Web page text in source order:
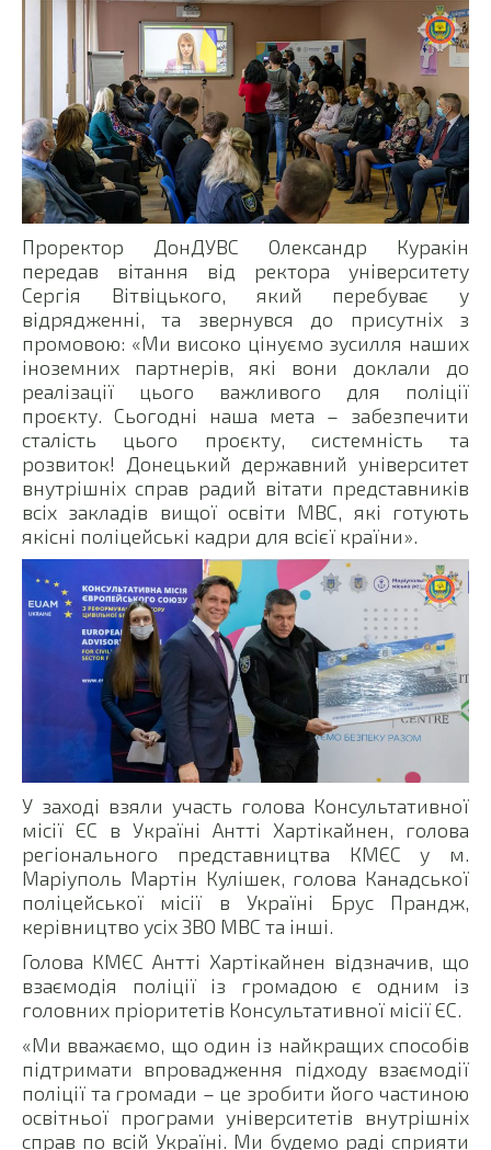
Проректор ДонДУВС Олександр Куракін
передав вітання від ректора університету
Сергія Вітвіцького, який перебуває у
відрядженні, та звернувся до присутніх з
промовою: «Ми високо цінуємо зусилля наших
іноземних партнерів, які вони доклали до
реалізації цього важливого для поліції
проєкту. Сьогодні наша мета – забезпечити
сталість цього проєкту, системність та
розвиток! Донецький державний університет
внутрішніх справ радий вітати представників
всіх закладів вищої освіти МВС, які готують
якісні поліцейські кадри для всієї країни».
У заході взяли участь голова Консультативної
місії ЄС в Україні Антті Хартікайнен, голова
регіонального представництва КМЄС у м.
Маріуполь Мартін Кулішек, голова Канадської
поліцейської місії в Україні Брус Прандж,
керівництво усіх ЗВО МВС та інші.
Голова КМЄС Антті Хартікайнен відзначив, що
взаємодія поліції із громадою є одним із
головних пріоритетів Консультативної місії ЄС.
«Ми вважаємо, що один із найкращих способів
підтримати впровадження підходу взаємодії
поліції та громади – це зробити його частиною
освітньої програми університетів внутрішніх
справ по всій Україні. Ми будемо раді сприяти